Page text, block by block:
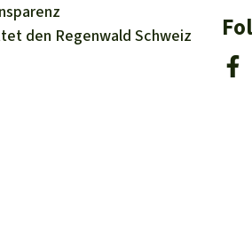
den Regenwald Schweiz